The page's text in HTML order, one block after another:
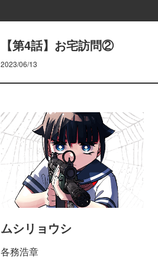
【第4話】お宅訪問②
2023/06/13
ムシリョウシ
各務浩章